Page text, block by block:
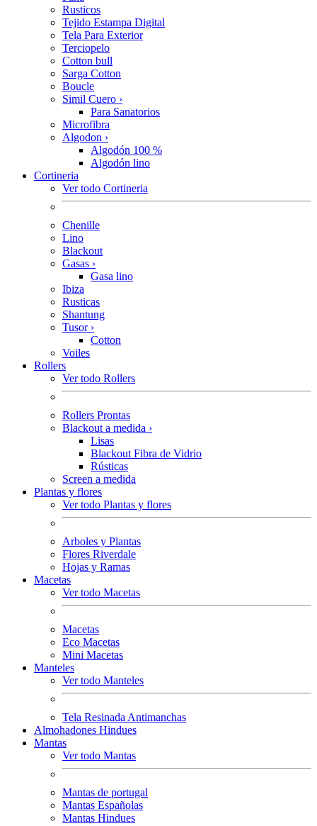
Rusticos
Tejido Estampa Digital
Tela Para Exterior
Terciopelo
Cotton bull
Sarga Cotton
Boucle
Simil Cuero ›
Para Sanatorios
Microfibra
Algodon ›
Algodón 100 %
Algodón lino
Cortineria
Ver todo Cortineria
Chenille
Lino
Blackout
Gasas ›
Gasa lino
Ibiza
Rusticas
Shantung
Tusor ›
Cotton
Voiles
Rollers
Ver todo Rollers
Rollers Prontas
Blackout a medida ›
Lisas
Blackout Fibra de Vidrio
Rústicas
Screen a medida
Plantas y flores
Ver todo Plantas y flores
Arboles y Plantas
Flores Riverdale
Hojas y Ramas
Macetas
Ver todo Macetas
Macetas
Eco Macetas
Mini Macetas
Manteles
Ver todo Manteles
Tela Resinada Antimanchas
Almohadones Hindues
Mantas
Ver todo Mantas
Mantas de portugal
Mantas Españolas
Mantas Hindues